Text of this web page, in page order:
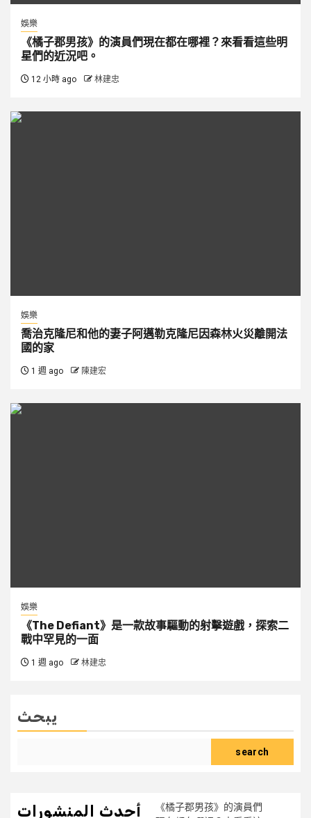
娛樂
《橘子郡男孩》的演員們現在都在哪裡？來看看這些明
星們的近況吧。
12 小時 ago 林建忠
娛樂
喬治克隆尼和他的妻子阿邁勒克隆尼因森林火災離開法
國的家
1 週 ago 陳建宏
娛樂
《The Defiant》是一款故事驅動的射擊遊戲，探索二
戰中罕見的一面
1 週 ago 林建忠
يبحث
search
أحدث المنشورات
《橘子郡男孩》的演員們